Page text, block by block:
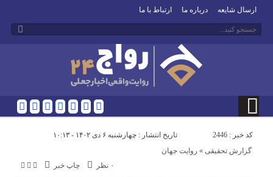
ارسال شایعه درباره ما ارتباط با ما
کد خبر : 2446 تاریخ انتشار : چهارشنبه ۶ دی ۱۴۰۲ - ۱۰:۱۳
چاپ خبر ۰ نظر
روایت جهان « گزارش تحقیقی